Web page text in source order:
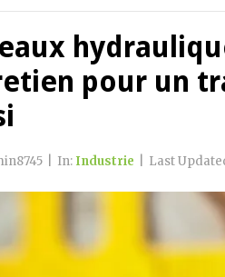
pour un
In: Industrie Last